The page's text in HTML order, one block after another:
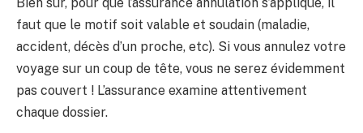
faut que le motif soit valable et soudain (maladie,
accident, décès d’un proche, etc). Si vous annulez votre
voyage sur un coup de tête, vous ne serez évidemment
pas couvert ! L’assurance examine attentivement
chaque dossier.